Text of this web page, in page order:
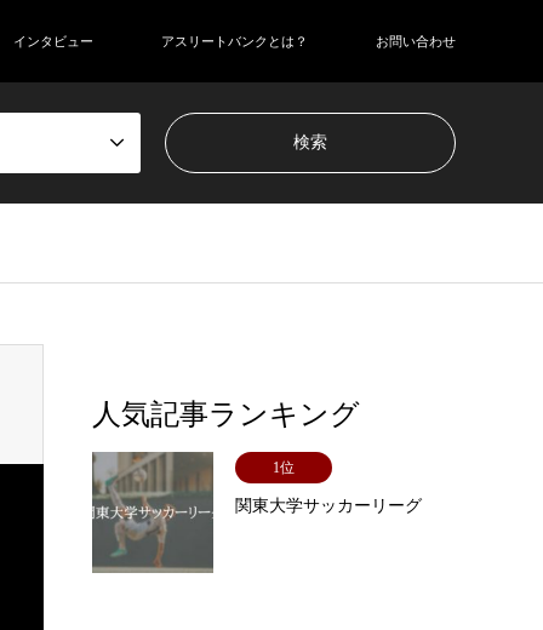
インタビュー アスリートバンクとは？ お問い合わせ
人気記事ランキング
1位
関東大学サッカーリーグ